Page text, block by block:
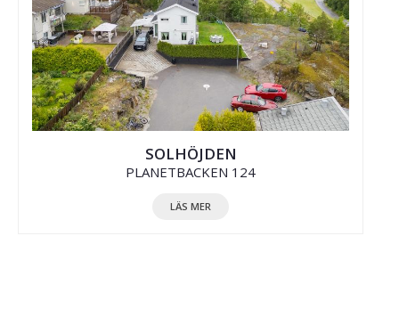
SOLHÖJDEN
PLANETBACKEN 124
LÄS MER